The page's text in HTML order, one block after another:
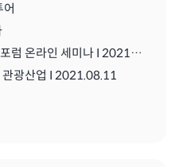
어
2021 한국마이스융합리더스포럼 온라인 세미나 I 2021.08..11
광산업 I 2021.08.11